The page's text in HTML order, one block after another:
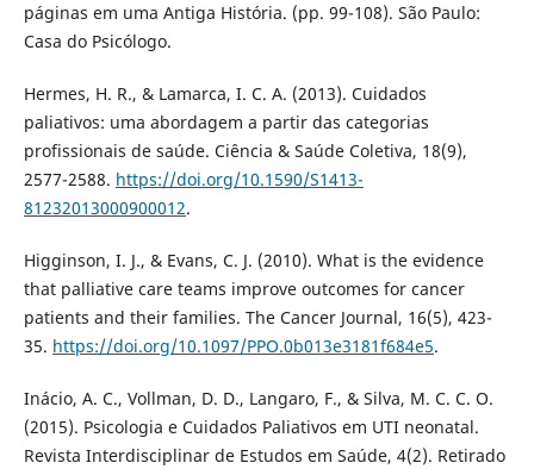
páginas em uma Antiga História. (pp. 99-108). São Paulo:
Casa do Psicólogo.
Hermes, H. R., & Lamarca, I. C. A. (2013). Cuidados
paliativos: uma abordagem a partir das categorias
profissionais de saúde. Ciência & Saúde Coletiva, 18(9),
2577-2588. https://doi.org/10.1590/S1413-
81232013000900012.
Higginson, I. J., & Evans, C. J. (2010). What is the evidence
that palliative care teams improve outcomes for cancer
patients and their families. The Cancer Journal, 16(5), 423-
35. https://doi.org/10.1097/PPO.0b013e3181f684e5.
Inácio, A. C., Vollman, D. D., Langaro, F., & Silva, M. C. C. O.
(2015). Psicologia e Cuidados Paliativos em UTI neonatal.
Revista Interdisciplinar de Estudos em Saúde, 4(2). Retirado